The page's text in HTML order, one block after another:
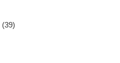
(39)